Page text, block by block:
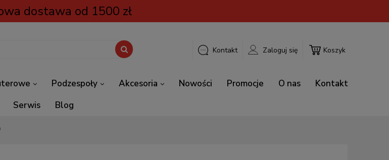
dostawa od 1500 zł
Koszyk
Kontakt Zaloguj się
Podzespoły Akcesoria Nowości Promocje O nas
Kontakt
Serwis
Blog